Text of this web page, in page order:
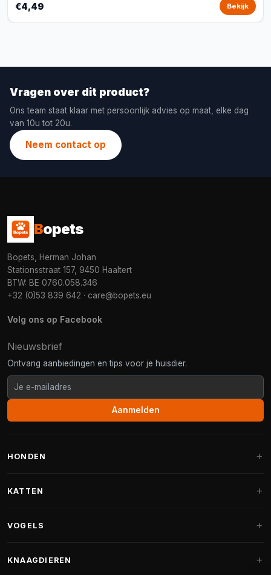
€4,49 Bekijk
Vragen over dit product?
Ons team staat klaar met persoonlijk advies op maat, elke dag
van 10u tot 20u.
Neem contact op
Bopets
Bopets, Herman Johan
Stationsstraat 157, 9450 Haaltert
BTW: BE 0760.058.346
+32 (0)53 839 642 · care@bopets.eu
Volg ons op Facebook
Nieuwsbrief
Ontvang aanbiedingen en tips voor je huisdier.
Aanmelden
HONDEN
Fantail hondenmanden
KATTEN
Krabpalen voor Maine Coon
VOGELS
KNAAGDIEREN